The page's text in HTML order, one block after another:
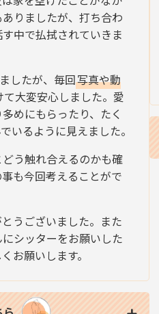
りましたが、打ち合わ
中で払拭されていきま
したが、毎回写真や動
大変安心しました。愛
めにもらったり、たく
いるように見えました。
う触れ合えるのかも確
も今回考えることがで
うございました。また
シッターをお願いした
お願いします。